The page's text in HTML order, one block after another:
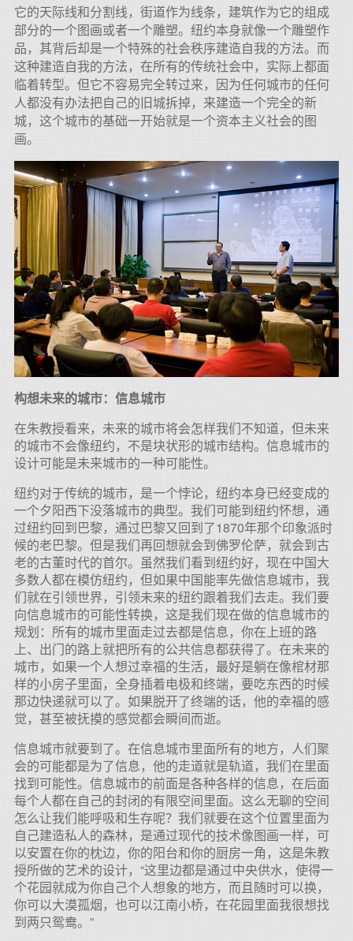
它的天际线和分割线，街道作为线条，建筑作为它的组成
部分的一个图画或者一个雕塑。纽约本身就像一个雕塑作
品，其背后却是一个特殊的社会秩序建造自我的方法。而
这种建造自我的方法，在所有的传统社会中，实际上都面
临着转型。但它不容易完全转过来，因为任何城市的任何
人都没有办法把自己的旧城拆掉，来建造一个完全的新
城，这个城市的基础一开始就是一个资本主义社会的图
画。
构想未来的城市：信息城市
在朱教授看来，未来的城市将会怎样我们不知道，但未来
的城市不会像纽约，不是块状形的城市结构。信息城市的
设计可能是未来城市的一种可能性。
纽约对于传统的城市，是一个悖论，纽约本身已经变成的
一个夕阳西下没落城市的典型。我们可能到纽约怀想，通
过纽约回到巴黎，通过巴黎又回到了1870年那个印象派时
候的老巴黎。但是我们再回想就会到佛罗伦萨，就会到古
老的古董时代的首尔。虽然我们看到纽约好，现在中国大
多数人都在模仿纽约，但如果中国能率先做信息城市，我
们就在引领世界，引领未来的纽约跟着我们去走。我们要
向信息城市的可能性转换，这是我们现在做的信息城市的
规划：所有的城市里面走过去都是信息，你在上班的路
上、出门的路上就把所有的公共信息都获得了。在未来的
城市，如果一个人想过幸福的生活，最好是躺在像棺材那
样的小房子里面，全身插着电极和终端，要吃东西的时候
那边快递就可以了。如果脱开了终端的话，他的幸福的感
觉，甚至被抚摸的感觉都会瞬间而逝。
信息城市就要到了。在信息城市里面所有的地方，人们聚
会的可能都是为了信息，他的走道就是轨道，我们在里面
找到可能性。信息城市的前面是各种各样的信息，在后面
每个人都在自己的封闭的有限空间里面。这么无聊的空间
怎么让我们能呼吸和生存呢？我们就要在这个位置里面为
自己建造私人的森林，是通过现代的技术像图画一样，可
以安置在你的枕边，你的阳台和你的厨房一角，这是朱教
授所做的艺术的设计，“这里边都是通过中央供水，使得一
个花园就成为你自己个人想象的地方，而且随时可以换，
你可以大漠孤烟，也可以江南小桥，在花园里面我很想找
到两只鸳鸯。”